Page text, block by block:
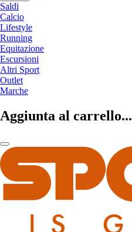
Saldi
Calcio
Lifestyle
Running
Equitazione
Escursioni
Altri Sport
Outlet
Marche
Aggiunta al carrello...